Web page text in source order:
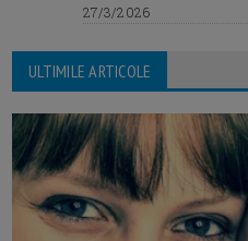
27/3/2026
ULTIMILE ARTICOLE